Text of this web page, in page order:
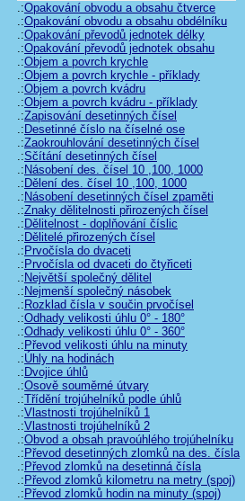
.:Opakování obvodu a obsahu čtverce
.:Opakování obvodu a obsahu obdélníku
.:Opakování převodů jednotek délky
.:Opakování převodů jednotek obsahu
.:Objem a povrch krychle
.:Objem a povrch krychle - příklady
.:Objem a povrch kvádru
.:Objem a povrch kvádru - příklady
.:Zapisování desetinných čísel
.: Desetinné číslo na číselné ose
.:Zaokrouhlování desetinných čísel
.:Sčítání desetinných čísel
.: Násobení des. čísel 10 ,100, 1000
.: Dělení des. čísel 10 ,100, 1000
.: Násobení desetinných čísel zpaměti
.:Znaky dělitelnosti přirozených čísel
.: Dělitelnost - doplňování číslic
.: Dělitelé přirozených čísel
.: Prvočísla do dvaceti
.: Prvočísla od dvaceti do čtyřiceti
.: Největší společný dělitel
.: Nejmenší společný násobek
.: Rozklad čísla v součin prvočísel
.:Odhady velikosti úhlu 0° - 180°
.:Odhady velikosti úhlu 0° - 360°
.: Převod velikosti úhlu na minuty
.:Úhly na hodinách
.: Dvojice úhlů
.:Osově souměrné útvary
.:Třídění trojúhelníků podle úhlů
.:Vlastnosti trojúhelníků 1
.:Vlastnosti trojúhelníků 2
.:Obvod a obsah pravoúhlého trojúhelníku
.: Převod desetinných zlomků na des. čísla
.: Převod zlomků na desetinná čísla
.: Převod zlomků kilometru na metry (spoj)
.: Převod zlomků hodin na minuty (spoj)